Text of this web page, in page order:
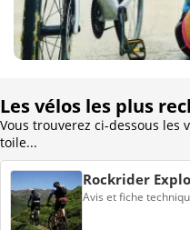
Les vélos les plus
Vous trouverez ci-dessous les
toile...
Rockrider
Avis et fiche